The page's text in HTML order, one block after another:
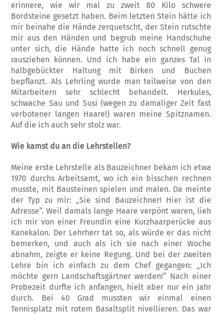
erinnere, wie wir mal zu zweit 80 Kilo schwere
Bordsteine gesetzt haben. Beim letzten Stein hätte ich
mir beinahe die Hände zerquetscht, der Stein rutschte
mir aus den Händen und begrub meine Handschuhe
unter sich, die Hände hatte ich noch schnell genug
rausziehen können. Und ich habe ein ganzes Tal in
halbgebückter Haltung mit Birken und Buchen
bepflanzt. Als Lehrling wurde man teilweise von den
Mitarbeitern sehr schlecht behandelt. Herkules,
schwache Sau und Susi (wegen zu damaliger Zeit fast
verbotener langen Haare!) waren meine Spitznamen.
Auf die ich auch sehr stolz war.
Wie kamst du an die Lehrstellen?
Meine erste Lehrstelle als Bauzeichner bekam ich etwa
1970 durchs Arbeitsamt, wo ich ein bisschen rechnen
musste, mit Bausteinen spielen und malen. Da meinte
der Typ zu mir: „Sie sind Bauzeichner! Hier ist die
Adresse“. Weil damals lange Haare verpönt waren, lieh
ich mir von einer Freundin eine Kurzhaarperücke aus
Kanekalon. Der Lehrherr tat so, als würde er das nicht
bemerken, und auch als ich sie nach einer Woche
abnahm, zeigte er keine Regung. Und bei der zweiten
Lehre bin ich einfach zu dem Chef gegangen: „Ich
möchte gern Landschaftsgärtner werden!“ Nach einer
Probezeit durfte ich anfangen, hielt aber nur ein Jahr
durch. Bei 40 Grad mussten wir einmal einen
Tennisplatz mit rotem Basaltsplit nivellieren. Das war